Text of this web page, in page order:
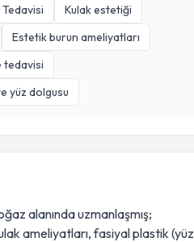
Kulak estetiği
Estetik burun ameliyatları
tedavisi
yüz dolgusu
alanında uzmanlaşmış;
ameliyatları, fasiyal plastik (yüz